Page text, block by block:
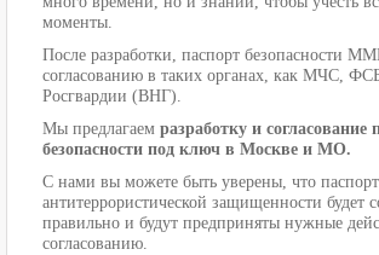
моменты.
После разработки, паспорт безопасности
согласованию в таких органах, как МЧС,
Росгвардии (ВНГ).
Мы предлагаем разработку и согласование
безопасности под ключ в Москве и МО.
С нами вы можете быть уверены, что паспорт
антитеррористической защищенности будет
правильно и будут предприняты нужные
согласованию.